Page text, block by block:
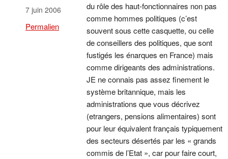
7 juin 2006
Permalien
du rôle des haut-fonctionnaires non pas
comme hommes politiques (c’est
souvent sous cette casquette, ou celle
de conseillers des politiques, que sont
fustigés les énarques en France) mais
comme dirigeants des administrations.
JE ne connais pas assez finement le
système britannique, mais les
administrations que vous décrivez
(etrangers, pensions alimentaires) sont
pour leur équivalent français typiquement
des secteurs désertés par les « grands
commis de l’Etat », car pour faire court,